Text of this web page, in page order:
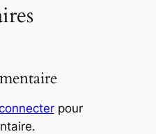
pour